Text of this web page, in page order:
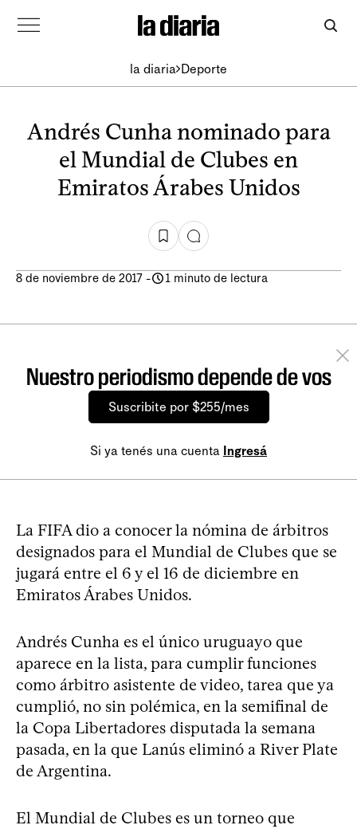
la diaria Deporte
Andrés Cunha nominado para
el Mundial de Clubes en
Emiratos Árabes Unidos
8 de noviembre de 2017 - 1 minuto de lectura
Nuestro periodismo depende de vos
Suscribite por $255/mes
Si ya tenés una cuenta Ingresá
La FIFA dio a conocer la nómina de árbitros
designados para el Mundial de Clubes que se
jugará entre el 6 y el 16 de diciembre en
Emiratos Árabes Unidos.
Andrés Cunha es el único uruguayo que
aparece en la lista, para cumplir funciones
como árbitro asistente de video, tarea que ya
cumplió, no sin polémica, en la semifinal de
la Copa Libertadores disputada la semana
pasada, en la que Lanús eliminó a River Plate
de Argentina.
El Mundial de Clubes es un torneo que